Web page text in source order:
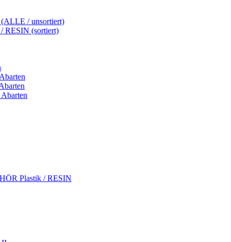
(ALLE / unsortiert)
RESIN (sortiert)
Plastik / RESIN